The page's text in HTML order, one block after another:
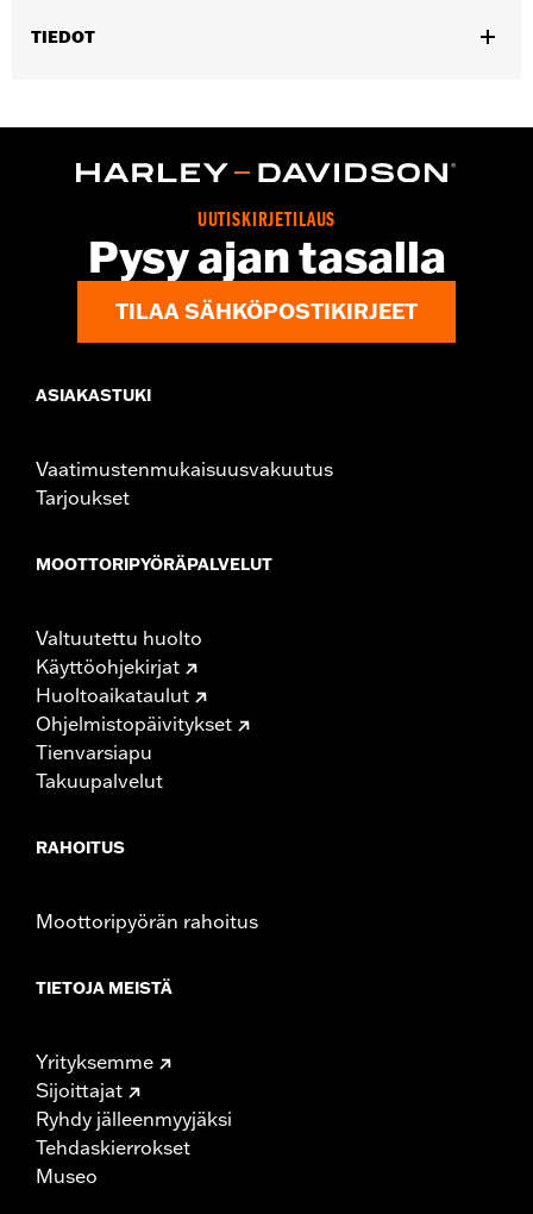
TIEDOT
Sold In Units:Pair
UUTISKIRJETILAUS
Pysy ajan tasalla
TILAA SÄHKÖPOSTIKIRJEET
ASIAKASTUKI
Vaatimustenmukaisuusvakuutus
Tarjoukset
MOOTTORIPYÖRÄPALVELUT
Valtuutettu huolto
Käyttöohjekirjat
Huoltoaikataulut
Ohjelmistopäivitykset
Tienvarsiapu
Takuupalvelut
RAHOITUS
Moottoripyörän rahoitus
TIETOJA MEISTÄ
Yrityksemme
Sijoittajat
Ryhdy jälleenmyyjäksi
Tehdaskierrokset
Museo